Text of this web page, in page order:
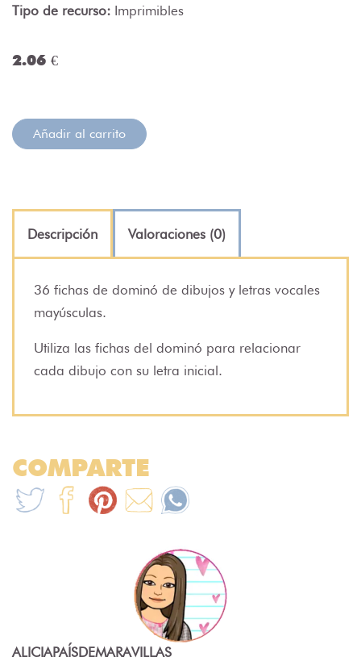
Tipo de recurso: Imprimibles
2.06 €
Añadir al carrito
Descripción Valoraciones (0)
36 fichas de dominó de dibujos y letras vocales
mayúsculas.
Utiliza las fichas del dominó para relacionar
cada dibujo con su letra inicial.
COMPARTE
ALICIAPAÍSDEMARAVILLAS